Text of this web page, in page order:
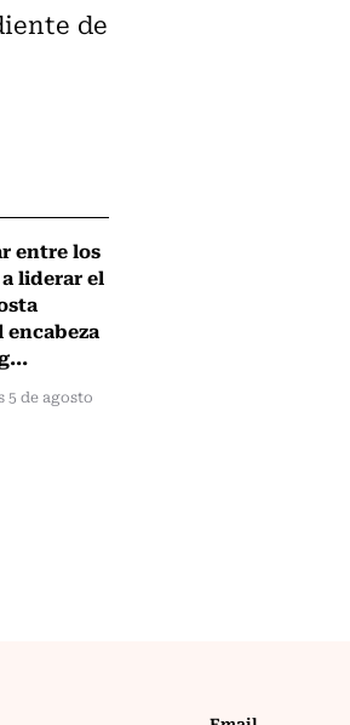
de
entre los
liderar el
encabeza
5 de agosto